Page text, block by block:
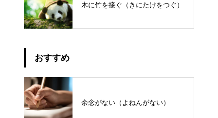
木に竹を接ぐ（きにたけをつぐ）
おすすめ
余念がない（よねんがない）